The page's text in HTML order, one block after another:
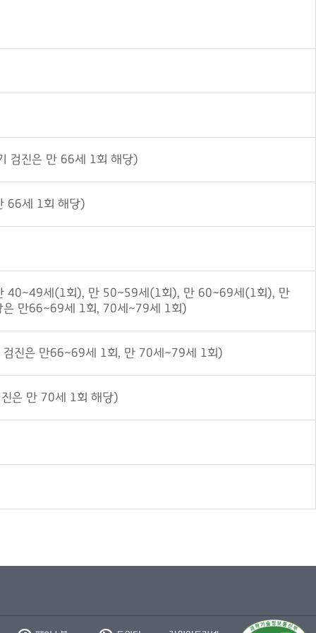
검진은 만 66세 1회 해당)
66세 1회 해당)
40~49세(1회), 만 50~59세(1회), 만 60~69세(1회), 만
은 만66~69세 1회, 70세~79세 1회)
진은 만66~69세 1회, 만 70세~79세 1회)
은 만 70세 1회 해당)